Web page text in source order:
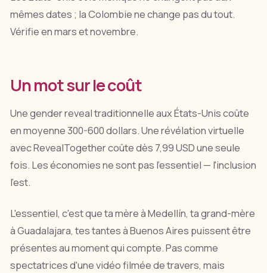
mêmes dates ; la Colombie ne change pas du tout.
Vérifie en mars et novembre.
Un mot sur le coût
Une gender reveal traditionnelle aux États-Unis coûte
en moyenne 300-600 dollars. Une révélation virtuelle
avec RevealTogether coûte dès 7,99 USD une seule
fois. Les économies ne sont pas l'essentiel — l'inclusion
l'est.
L'essentiel, c'est que ta mère à Medellín, ta grand-mère
à Guadalajara, tes tantes à Buenos Aires puissent être
présentes au moment qui compte. Pas comme
spectatrices d'une vidéo filmée de travers, mais